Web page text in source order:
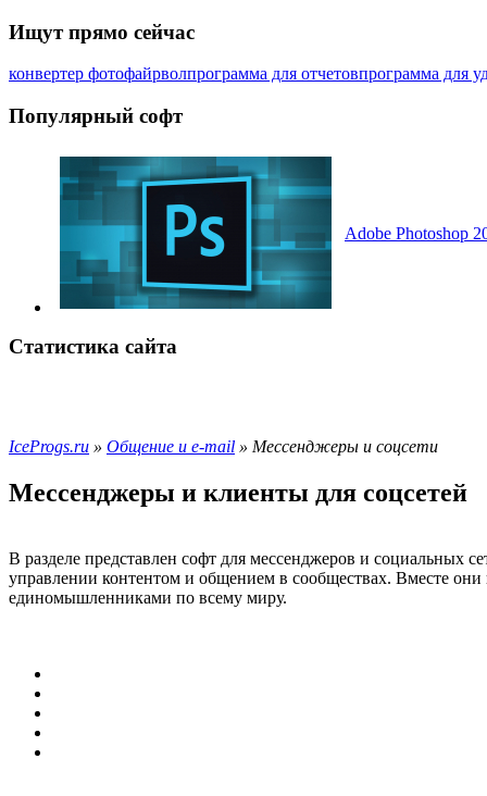
Ищут прямо сейчас
конвертер фотофайрволпрограмма для отчетовпрограмма для
Популярный софт
Adobe Photoshop
Статистика сайта
IceProgs.ru » Общение и e-mail » Мессенджеры и соцсети
Мессенджеры и клиенты для соцсетей
В разделе представлен софт для мессенджеров и социальных
управлении контентом и общением в сообществах. Вместе
единомышленниками по всему миру.